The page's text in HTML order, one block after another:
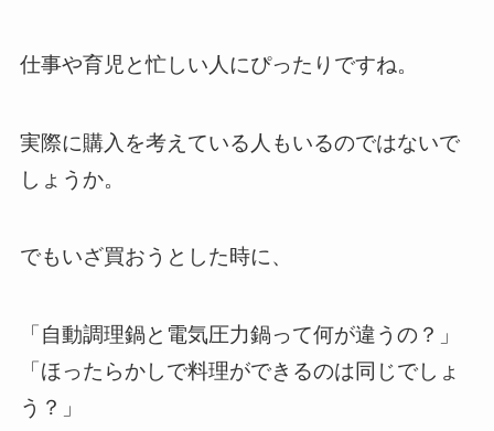
仕事や育児と忙しい人にぴったりですね。
実際に購入を考えている人もいるのではないで
しょうか。
でもいざ買おうとした時に、
「自動調理鍋と電気圧力鍋って何が違うの？」
「ほったらかしで料理ができるのは同じでしょ
う？」